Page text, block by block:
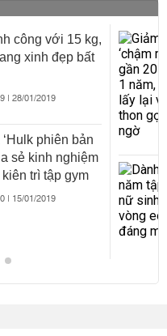
công với 15 kg,
xinh đẹp bất
| 28/01/2019
phiên bản
sẻ kinh nghiệm
trì tập gym
| 15/01/2019